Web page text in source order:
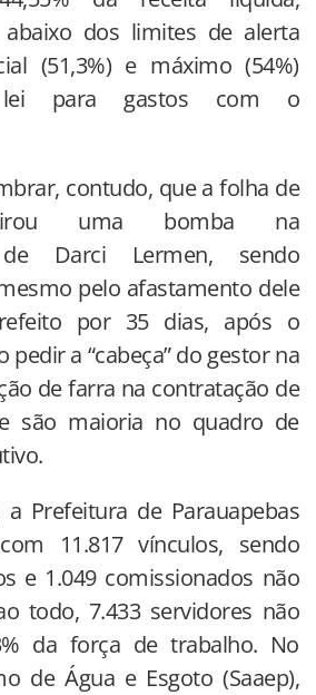
abaixo dos limites de alerta
(51,3%) e máximo (54%)
para gastos com o
contudo, que a folha de
uma bomba na
de Darci Lermen, sendo
pelo afastamento dele
por 35 dias, após o
pedir a “cabeça” do gestor na
de farra na contratação de
são maioria no quadro de
Prefeitura de Parauapebas
11.817 vínculos, sendo
e 1.049 comissionados não
todo, 7.433 servidores não
da força de trabalho. No
de Água e Esgoto (Saaep),